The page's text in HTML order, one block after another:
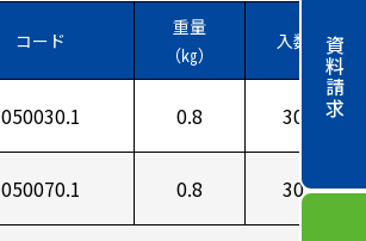
資料請求
コード
重量
（㎏）
入数
050030.1 0.8 30
050070.1 0.8 30